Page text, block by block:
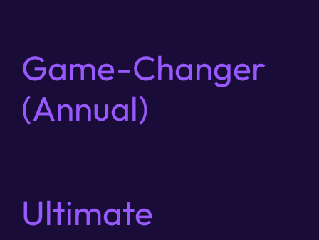
Game-Changer
(Annual)
Ultimate